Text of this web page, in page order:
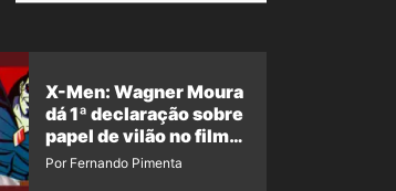
X-Men: Wagner Moura
dá 1ª declaração sobre
papel de vilão no filme
da Marvel
Por Fernando Pimenta